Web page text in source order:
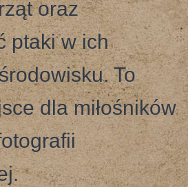
oraz
ptaki w ich
To
dla miłośników